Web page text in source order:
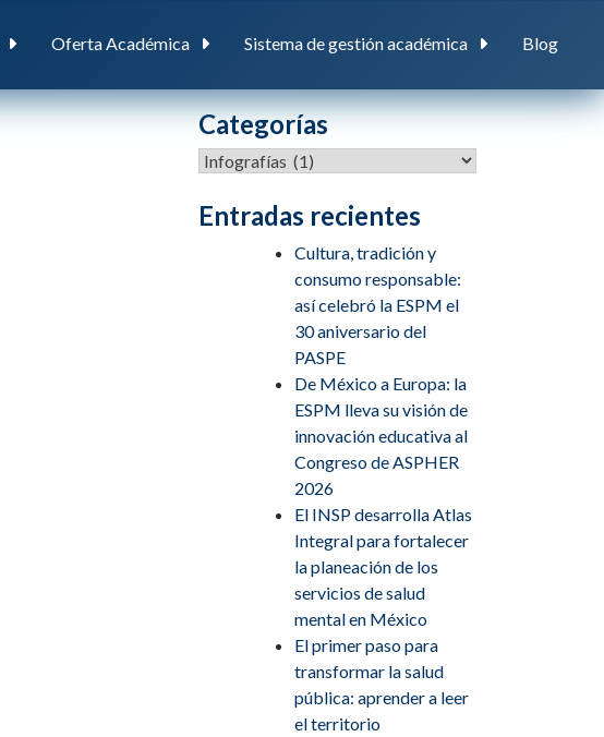
Oferta Académica Sistema de gestión académica Blog
Categorías
Categorías
Entradas recientes
Cultura, tradición y
consumo responsable:
así celebró la ESPM el
30 aniversario del
PASPE
De México a Europa: la
ESPM lleva su visión de
innovación educativa al
Congreso de ASPHER
2026
El INSP desarrolla Atlas
Integral para fortalecer
la planeación de los
servicios de salud
mental en México
El primer paso para
transformar la salud
pública: aprender a leer
el territorio